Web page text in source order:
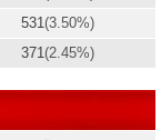
531(3.50%)
371(2.45%)